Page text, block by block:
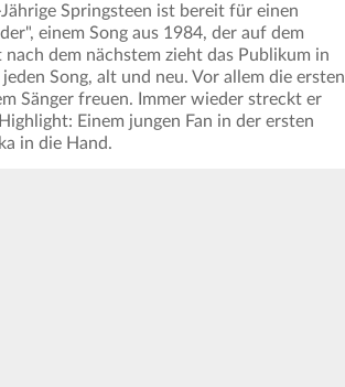
Springsteen ist bereit für einen
einem Song aus 1984, der auf dem
dem nächstem zieht das Publikum in
Song, alt und neu. Vor allem die ersten
Sänger freuen. Immer wieder streckt er
Einem jungen Fan in der ersten
in die Hand.